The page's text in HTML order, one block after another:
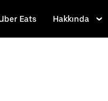
Eats Hakkında